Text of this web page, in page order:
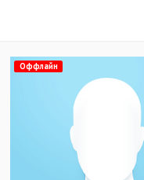
Оффлайн